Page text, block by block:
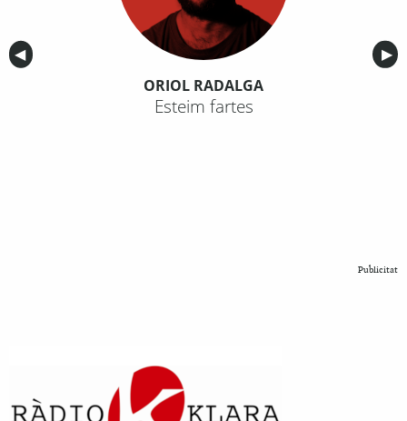
Anterior
◀︎ ▶︎
ORIOL RADALGA
Esteim fartes
Publicitat